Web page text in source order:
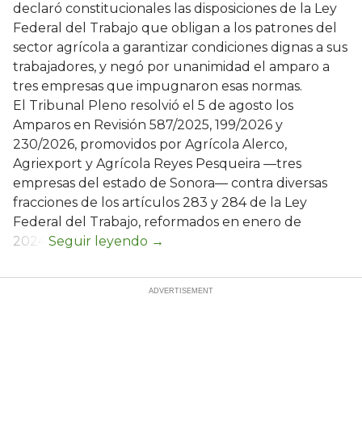
declaró constitucionales las disposiciones de la Ley
Federal del Trabajo que obligan a los patrones del
sector agrícola a garantizar condiciones dignas a sus
trabajadores, y negó por unanimidad el amparo a
tres empresas que impugnaron esas normas.
El Tribunal Pleno resolvió el 5 de agosto los
Amparos en Revisión 587/2025, 199/2026 y
230/2026, promovidos por Agrícola Alerco,
Agriexport y Agrícola Reyes Pesqueira —tres
empresas del estado de Sonora— contra diversas
fracciones de los artículos 283 y 284 de la Ley
Federal del Trabajo, reformados en enero de
2024.